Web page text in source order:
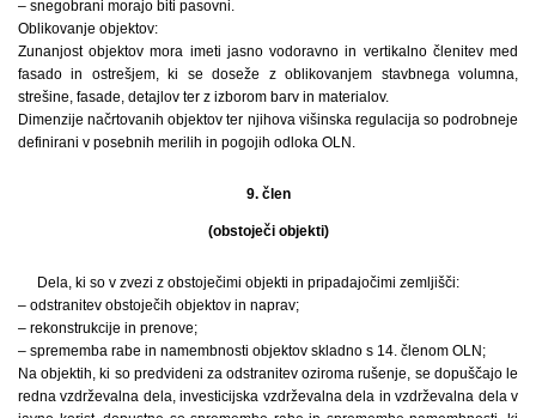
– snegobrani morajo biti pasovni.
Oblikovanje objektov:
Zunanjost objektov mora imeti jasno vodoravno in vertikalno členitev med
fasado in ostrešjem, ki se doseže z oblikovanjem stavbnega volumna,
strešine, fasade, detajlov ter z izborom barv in materialov.
Dimenzije načrtovanih objektov ter njihova višinska regulacija so podrobneje
definirani v posebnih merilih in pogojih odloka OLN.
9. člen
(obstoječi objekti)
Dela, ki so v zvezi z obstoječimi objekti in pripadajočimi zemljišči:
– odstranitev obstoječih objektov in naprav;
– rekonstrukcije in prenove;
– sprememba rabe in namembnosti objektov skladno s 14. členom OLN;
Na objektih, ki so predvideni za odstranitev oziroma rušenje, se dopuščajo le
redna vzdrževalna dela, investicijska vzdrževalna dela in vzdrževalna dela v